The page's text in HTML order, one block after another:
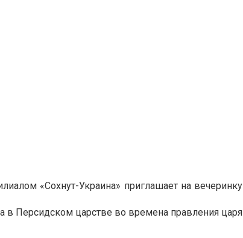
«Сохнут-Украина» приглашает на вечеринку
в Персидском царстве во времена правления царя